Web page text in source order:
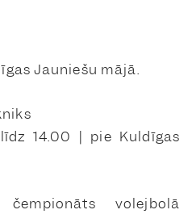
Jauniešu mājā.
14.00 | pie Kuldīgas
volejbolā